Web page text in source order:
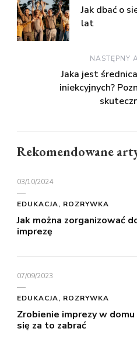
Jak dbać o
lat
NASTĘPNY
Jaka jest
iniekcyjnych?
Rekomendowane
03/10/2024
EDUKACJA, ROZRYWKA
Jak można zorganizować
imprezę
07/09/2023
EDUKACJA, ROZRYWKA
Zrobienie imprezy w domu
się za to zabrać